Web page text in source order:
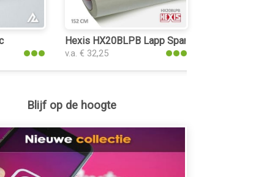
Hexis HX20BLPB Lapp Sparkle White
v.a. € 32,25
Blijf op de hoogte